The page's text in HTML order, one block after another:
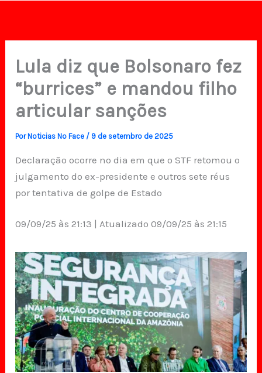
Lula diz que Bolsonaro fez
“burrices” e mandou filho
articular sanções
PorNoticias No Face / 9 de setembro de 2025
Declaração ocorre no dia em que o STF retomou o
julgamento do ex-presidente e outros sete réus
por tentativa de golpe de Estado
09/09/25 às 21:13 | Atualizado 09/09/25 às 21:15